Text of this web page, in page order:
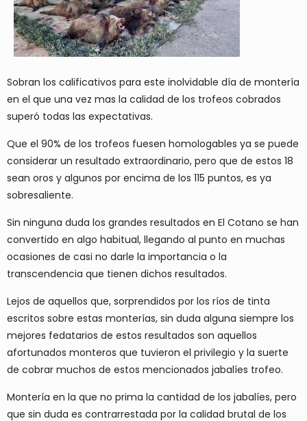
Sobran los calificativos para este inolvidable día de montería
en el que una vez mas la calidad de los trofeos cobrados
superó todas las expectativas.
Que el 90% de los trofeos fuesen homologables ya se puede
considerar un resultado extraordinario, pero que de estos 18
sean oros y algunos por encima de los 115 puntos, es ya
sobresaliente.
Sin ninguna duda los grandes resultados en El Cotano se han
convertido en algo habitual, llegando al punto en muchas
ocasiones de casi no darle la importancia o la
transcendencia que tienen dichos resultados.
Lejos de aquellos que, sorprendidos por los ríos de tinta
escritos sobre estas monterías, sin duda alguna siempre los
mejores fedatarios de estos resultados son aquellos
afortunados monteros que tuvieron el privilegio y la suerte
de cobrar muchos de estos mencionados jabalíes trofeo.
Montería en la que no prima la cantidad de los jabalíes, pero
que sin duda es contrarrestada por la calidad brutal de los